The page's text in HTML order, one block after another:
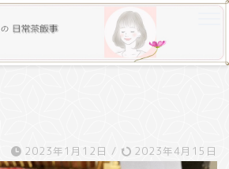
2023年1月12日 / 2023年4月15日